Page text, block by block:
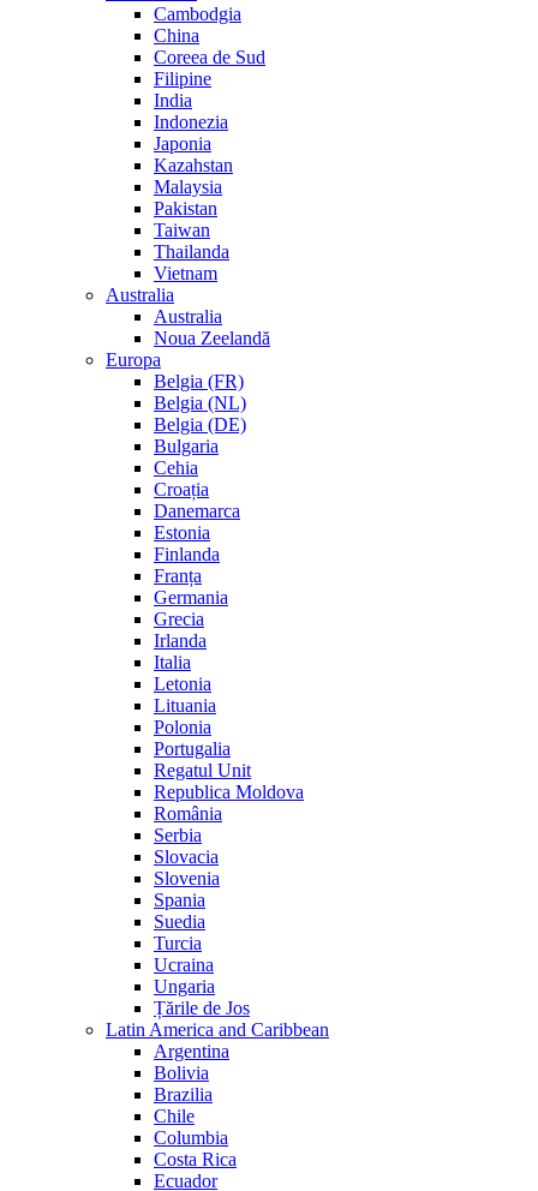
Cambodgia
China
Coreea de Sud
Filipine
India
Indonezia
Japonia
Kazahstan
Malaysia
Pakistan
Taiwan
Thailanda
Vietnam
Australia
Australia
Noua Zeelandă
Europa
Belgia (FR)
Belgia (NL)
Belgia (DE)
Bulgaria
Cehia
Croația
Danemarca
Estonia
Finlanda
Franța
Germania
Grecia
Irlanda
Italia
Letonia
Lituania
Polonia
Portugalia
Regatul Unit
Republica Moldova
România
Serbia
Slovacia
Slovenia
Spania
Suedia
Turcia
Ucraina
Ungaria
Țările de Jos
Latin America and Caribbean
Argentina
Bolivia
Brazilia
Chile
Columbia
Costa Rica
Ecuador